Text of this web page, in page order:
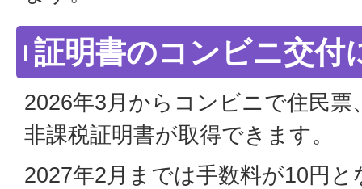
証明書のコンビニ交付
2026年3月からコンビニで住民票
非課税証明書が取得できます。
2027年2月までは手数料が10円と